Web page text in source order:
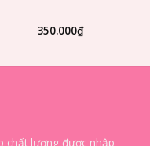
350.000₫
chất lượng được nhập